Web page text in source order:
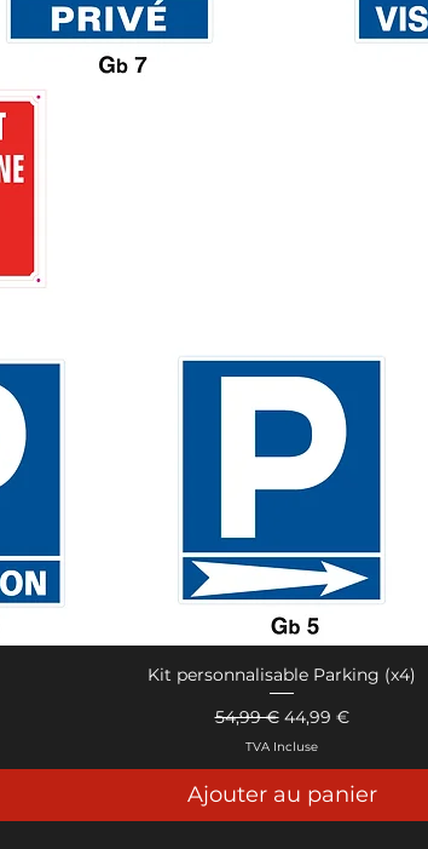
Aperçu rapide
Kit personnalisable Parking (x4)
Prix original
54,99 € Prix promotionnel
44,99 €
TVA Incluse
Ajouter au panier